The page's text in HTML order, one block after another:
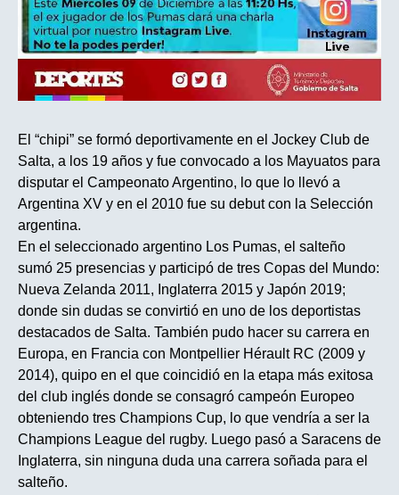
El “chipi” se formó deportivamente en el Jockey Club de
Salta, a los 19 años y fue convocado a los Mayuatos para
disputar el Campeonato Argentino, lo que lo llevó a
Argentina XV y en el 2010 fue su debut con la Selección
argentina.
En el seleccionado argentino Los Pumas, el salteño
sumó 25 presencias y participó de tres Copas del Mundo:
Nueva Zelanda 2011, Inglaterra 2015 y Japón 2019;
donde sin dudas se convirtió en uno de los deportistas
destacados de Salta. También pudo hacer su carrera en
Europa, en Francia con Montpellier Hérault RC (2009 y
2014), quipo en el que coincidió en la etapa más exitosa
del club inglés donde se consagró campeón Europeo
obteniendo tres Champions Cup, lo que vendría a ser la
Champions League del rugby. Luego pasó a Saracens de
Inglaterra, sin ninguna duda una carrera soñada para el
salteño.